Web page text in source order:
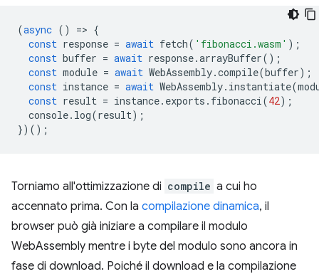
(async () => {
const response = await fetch( 'fibonacci.wasm' );
const buffer = await response.arrayBuffer();
const module = await WebAssembly.compile(buffer);
const instance = await WebAssembly. instantiate(
const result = instance. exports . fibonacci(42);
console. log(result);
})();
Torniamo all'ottimizzazione di compile a cui ho
accennato prima. Con la compilazione dinamica, il
browser può già iniziare a compilare il modulo
WebAssembly mentre i byte del modulo sono ancora in
fase di download. Poiché il download e la compilazione